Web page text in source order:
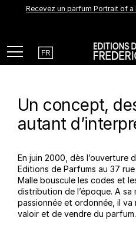
Une nouvelle création arrive
Recevez un parfum Portrait of
Menu Country
FR
Un concept,
autant
En juin 2000, dès l’ouverture
Editions de Parfums au 37
Malle bouscule les codes et
distribution de l’époque. A sa
passionnée et ordonnée, il
valoir et de vendre du